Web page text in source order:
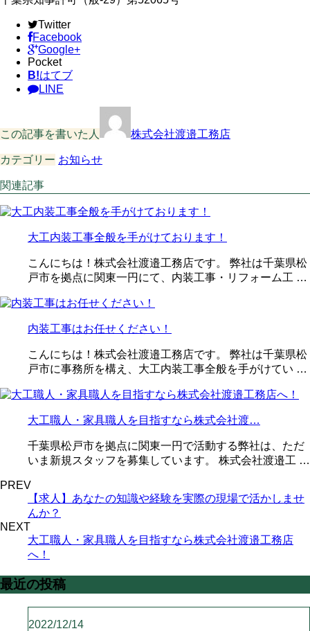
Twitter
Facebook
Google+
Pocket
B!はてブ
LINE
この記事を書いた人 株式会社渡邉工務店
カテゴリー お知らせ
関連記事
大工内装工事全般を手がけております！
こんにちは！株式会社渡邉工務店です。 弊社は千葉県松
戸市を拠点に関東一円にて、内装工事・リフォーム工 …
内装工事はお任せください！
こんにちは！株式会社渡邉工務店です。 弊社は千葉県松
戸市に事務所を構え、大工内装工事全般を手がけてい …
大工職人・家具職人を目指すなら株式会社渡…
千葉県松戸市を拠点に関東一円で活動する弊社は、ただ
いま新規スタッフを募集しています。 株式会社渡邉工 …
PREV
【求人】あなたの知識や経験を実際の現場で活かしませ
んか？
NEXT
大工職人・家具職人を目指すなら株式会社渡邉工務店
へ！
最近の投稿
2022/12/14